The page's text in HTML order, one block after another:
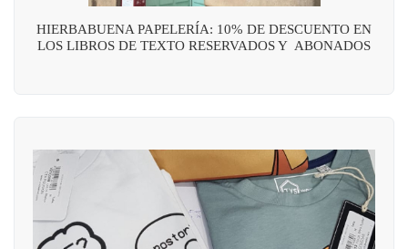
HIERBABUENA PAPELERÍA: 10% DE DESCUENTO EN
LOS LIBROS DE TEXTO RESERVADOS Y ABONADOS